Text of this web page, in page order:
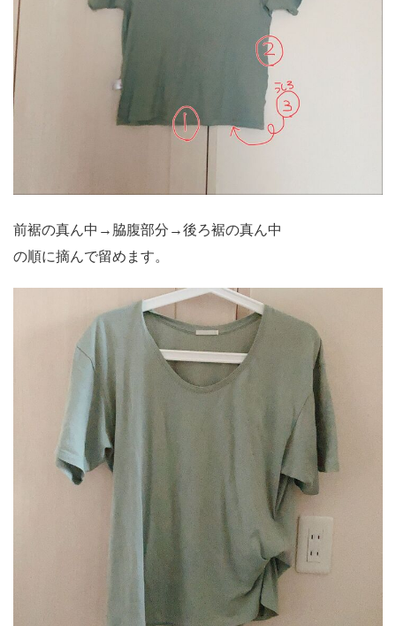
前裾の真ん中→脇腹部分→後ろ裾の真ん中
の順に摘んで留めます。